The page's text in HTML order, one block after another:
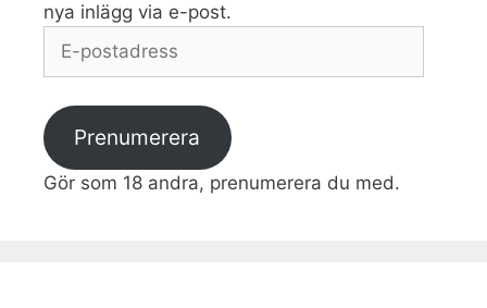
nya inlägg via e-post.
postadress
Prenumerera
Gör som 18 andra, prenumerera du med.